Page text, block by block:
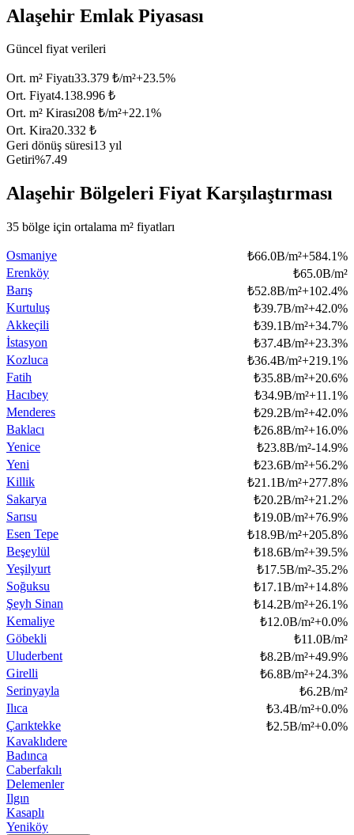
Alaşehir Emlak Piyasası
Güncel fiyat verileri
Ort. m² Fiyatı33.379 ₺/m²+23.5%
Ort. Fiyat4.138.996 ₺
Ort. m² Kirası208 ₺/m²+22.1%
Ort. Kira20.332 ₺
Geri dönüş süresi13 yıl
Getiri%7.49
Alaşehir Bölgeleri Fiyat Karşılaştırması
35 bölge için ortalama m² fiyatları
Osmaniye ₺66.0B/m²+584.1%
Erenköy
₺65.0B/m²
Barış
₺52.8B/m²+102.4%
Kurtuluş
₺39.7B/m²+42.0%
Akkeçili
₺39.1B/m²+34.7%
İstasyon
₺37.4B/m²+23.3%
Kozluca
₺36.4B/m²+219.1%
Fatih
₺35.8B/m²+20.6%
Hacıbey
₺34.9B/m²+11.1%
Menderes
₺29.2B/m²+42.0%
Baklacı
₺26.8B/m²+16.0%
Yenice
₺23.8B/m²-14.9%
Yeni
₺23.6B/m²+56.2%
Killik
₺21.1B/m²+277.8%
Sakarya
₺20.2B/m²+21.2%
Sarısu
₺19.0B/m²+76.9%
Esen Tepe
₺18.9B/m²+205.8%
Beşeylül
₺18.6B/m²+39.5%
Yeşilyurt
₺17.5B/m²-35.2%
Soğuksu
₺17.1B/m²+14.8%
Şeyh Sinan
₺14.2B/m²+26.1%
Kemaliye
₺12.0B/m²+0.0%
Göbekli
₺11.0B/m²
Uluderbent
₺8.2B/m²+49.9%
Girelli
₺6.8B/m²+24.3%
Serinyayla
₺6.2B/m²
Ilıca
₺3.4B/m²+0.0%
Çarıktekke
₺2.5B/m²+0.0%
Kavaklıdere
Badınca
Caberfakılı
Delemenler
Ilgın
Kasaplı
Yeniköy